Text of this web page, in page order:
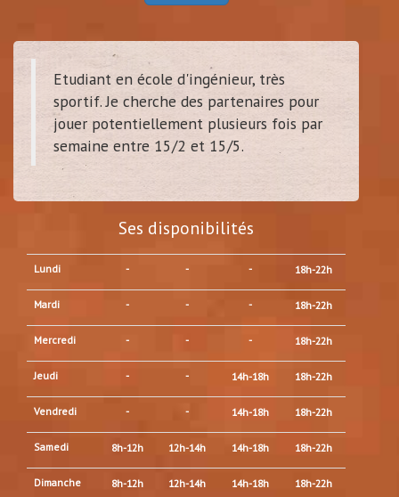
Etudiant en école d'ingénieur, très
sportif. Je cherche des partenaires pour
jouer potentiellement plusieurs fois par
semaine entre 15/2 et 15/5.
Ses disponibilités
Lundi - - - 18h-22h
Mardi - - - 18h-22h
Mercredi - - - 18h-22h
Jeudi - - 14h-18h 18h-22h
Vendredi - - 14h-18h 18h-22h
Samedi 8h-12h 12h-14h 14h-18h 18h-22h
Dimanche 8h-12h 12h-14h 14h-18h 18h-22h